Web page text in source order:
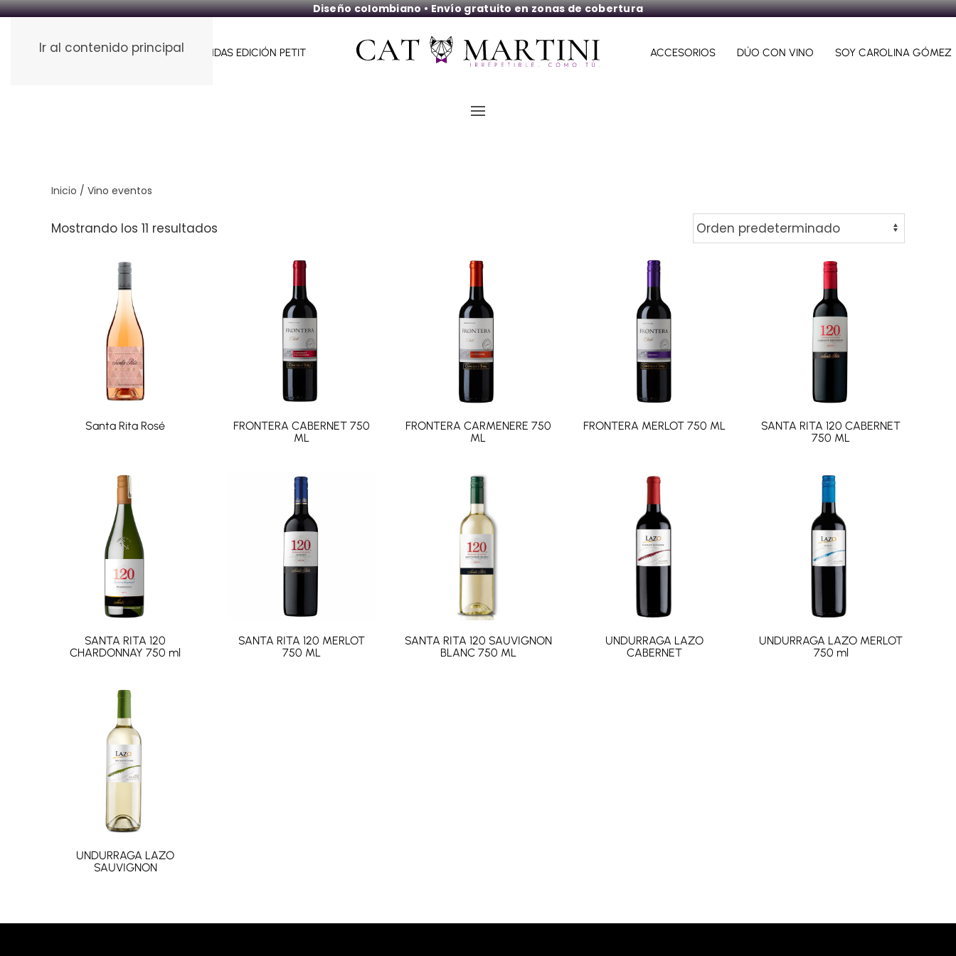
Diseño colombiano • Envío gratuito en zonas de cobertura
Ir al contenido principal
HOME FUNDAS PARA VINOS FUNDAS EDICIÓN PETIT ACCESORIOS DÚO CON VINO SOY CAROLINA GÓMEZ
Inicio / Vino eventos
Mostrando los 11 resultados
Santa Rita Rosé
FRONTERA CABERNET 750
ML
FRONTERA CARMENERE 750
ML
FRONTERA MERLOT 750 ML
SANTA RITA 120 CABERNET
750 ML
SANTA RITA 120
CHARDONNAY 750 ml
SANTA RITA 120 MERLOT
750 ML
SANTA RITA 120 SAUVIGNON
BLANC 750 ML
UNDURRAGA LAZO
CABERNET
UNDURRAGA LAZO MERLOT
750 ml
UNDURRAGA LAZO
SAUVIGNON